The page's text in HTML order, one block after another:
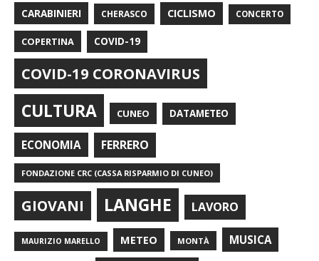
CARABINIERI CHERASCO CICLISMO CONCERTO
COPERTINA COVID-19
COVID-19 CORONAVIRUS
CULTURA CUNEO DATAMETEO
ECONOMIA FERRERO
FONDAZIONE CRC (CASSA RISPARMIO DI CUNEO)
GIOVANI LANGHE LAVORO
MAURIZIO MARELLO METEO MONTÀ MUSICA